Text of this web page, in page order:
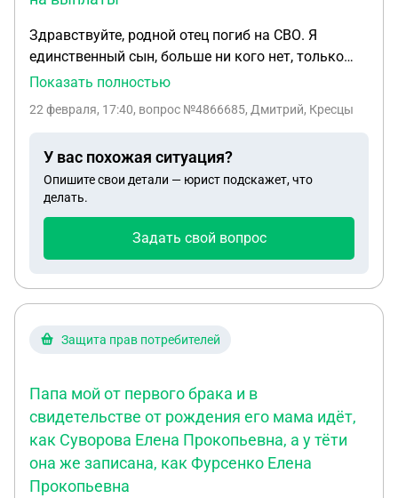
Здравствуйте, родной отец погиб на СВО. Я
единственный сын, больше ни кого нет, только
родная его сестра( по существу моя тетя). О том,
гибели. Моя тётя, зная,что у него есть сын,
раньше, чем я подал документы на выплаты. На
связь тётя не выходит, а точнее заблокировала
Показать полностью
22 февраля, 17:40, вопрос №4866685, Дмитрий, Кресцы
У вас похожая ситуация?
Опишите свои детали — юрист подскажет, что
делать.
Задать свой вопрос
Защита прав потребителей
Папа мой от первого брака и в
свидетельстве от рождения его мама идёт,
как Суворова Елена Прокопьевна, а у тёти
она же записана, как Фурсенко Елена
Прокопьевна